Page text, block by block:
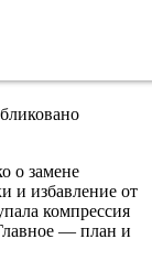
о замене
и избавление от
компрессия
— план и